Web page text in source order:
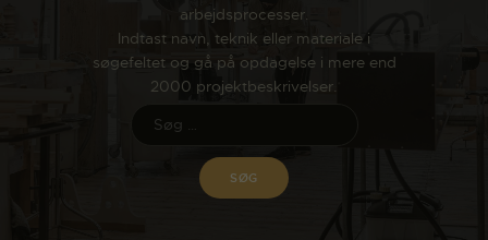
arbejdsprocesser.
Indtast navn, teknik eller materiale i
søgefeltet og gå på opdagelse i mere end
2000 projektbeskrivelser.
OM SVFK
ENGLISH